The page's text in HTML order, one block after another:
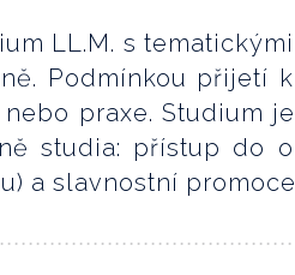
LL.M. s
Podmínkou přijetí
praxe. Studium
studia: přístup do
a slavnostní